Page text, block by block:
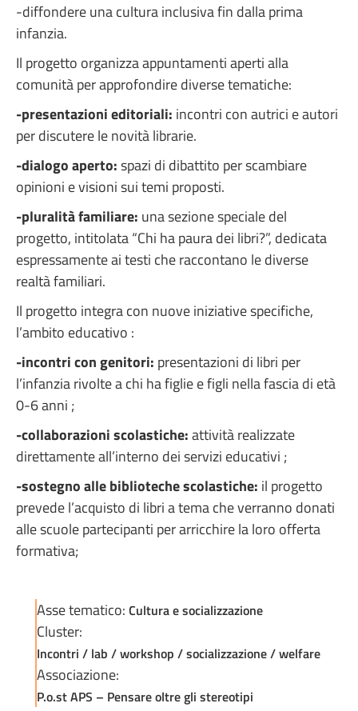
-diffondere una cultura inclusiva fin dalla prima
infanzia.
Il progetto organizza appuntamenti aperti alla
comunità per approfondire diverse tematiche:
-presentazioni editoriali: incontri con autrici e autori
per discutere le novità librarie.
-dialogo aperto:spazi di dibattito per scambiare
opinioni e visioni sui temi proposti.
-pluralità familiare: una sezione speciale del
progetto, intitolata “Chi ha paura dei libri?”, dedicata
espressamente ai testi che raccontano le diverse
realtà familiari.
Il progetto integra con nuove iniziative specifiche,
l’ambito educativo :
-incontri con genitori: presentazioni di libri per
l’infanzia rivolte a chi ha figlie e figli nella fascia di età
0-6 anni ;
-collaborazioni scolastiche:attività realizzate
direttamente all’interno dei servizi educativi ;
-sostegno alle biblioteche scolastiche: il progetto
prevede l’acquisto di libri a tema che verranno donati
alle scuole partecipanti per arricchire la loro offerta
formativa;
Asse tematico: Cultura e socializzazione
Cluster:
Incontri / lab / workshop / socializzazione / welfare
Associazione:
P.o.st APS – Pensare oltre gli stereotipi